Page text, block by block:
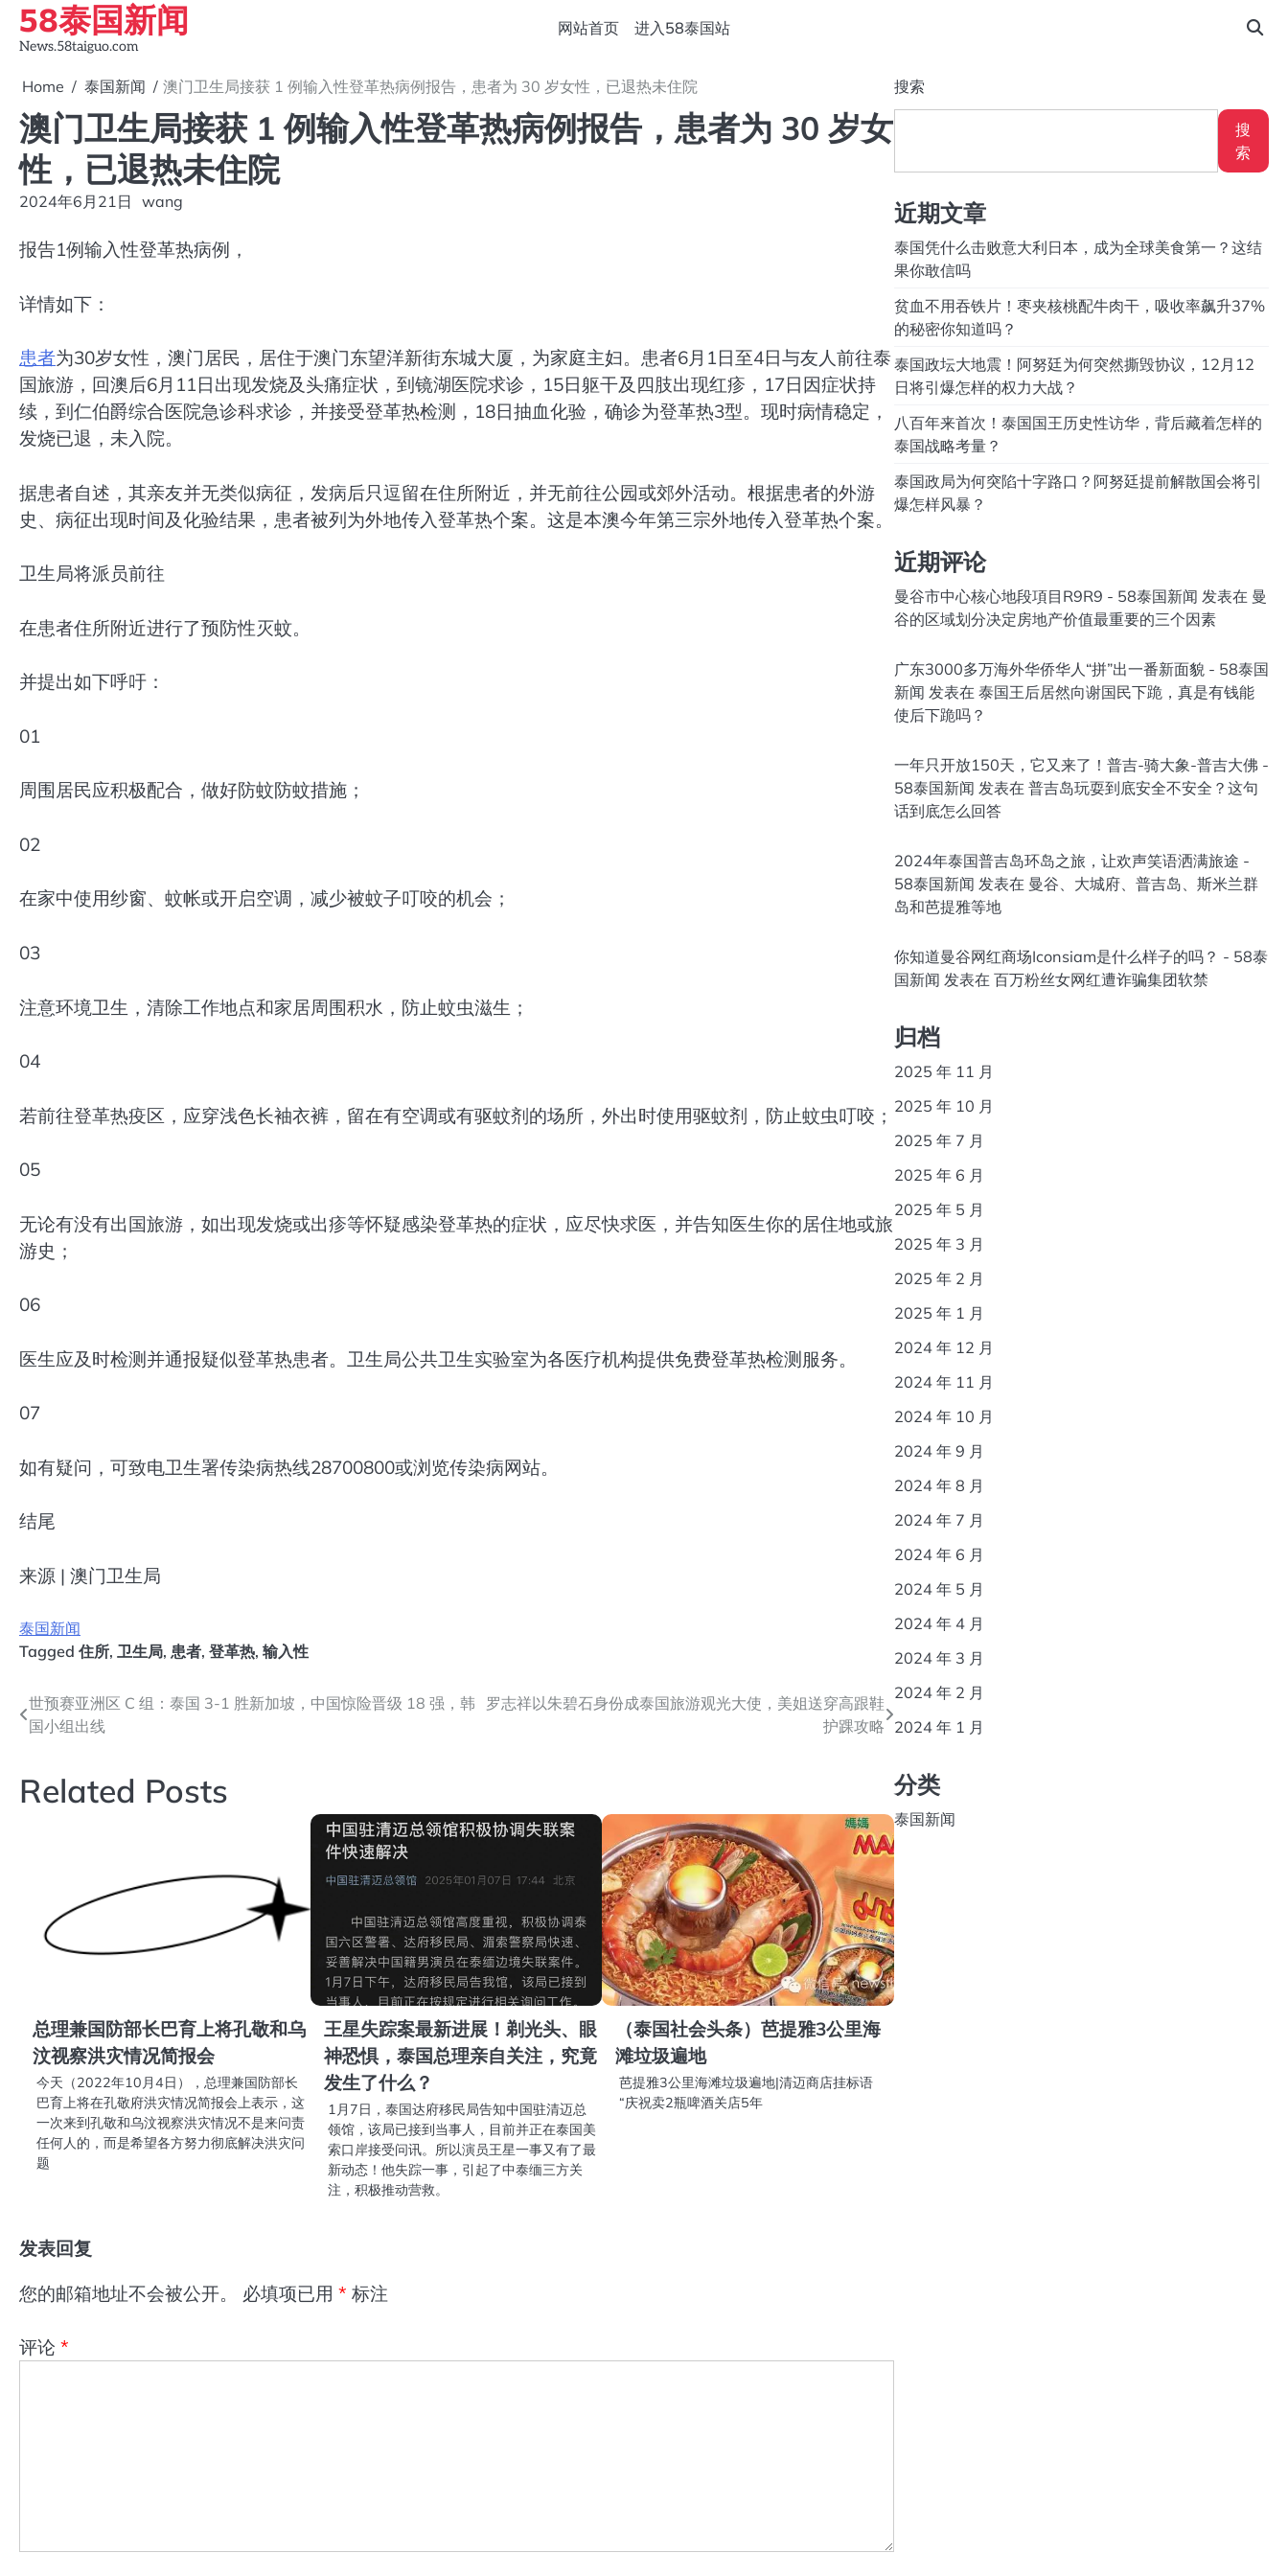
Skip
content
58泰国新闻
News.58taiguo.com
网站首页 进入58泰国站
Home 泰国新闻 澳门卫生局接获 1 例输入性登革热病例报告，患者为 30 岁女性，已退热未住院
澳门卫生局接获 1 例输入性登革热病例报告，患者为 30 岁女
性，已退热未住院
2024年6月21日 wang
报告1例输入性登革热病例，
详情如下：
患者为30岁女性，澳门居民，居住于澳门东望洋新街东城大厦，为家庭主妇。患者6月1日至4日与友人前往泰
国旅游，回澳后6月11日出现发烧及头痛症状，到镜湖医院求诊，15日躯干及四肢出现红疹，17日因症状持
续，到仁伯爵综合医院急诊科求诊，并接受登革热检测，18日抽血化验，确诊为登革热3型。现时病情稳定，
发烧已退，未入院。
据患者自述，其亲友并无类似病征，发病后只逗留在住所附近，并无前往公园或郊外活动。根据患者的外游
史、病征出现时间及化验结果，患者被列为外地传入登革热个案。这是本澳今年第三宗外地传入登革热个案。
卫生局将派员前往
在患者住所附近进行了预防性灭蚊。
并提出如下呼吁：
01
周围居民应积极配合，做好防蚊防蚊措施；
02
在家中使用纱窗、蚊帐或开启空调，减少被蚊子叮咬的机会；
03
注意环境卫生，清除工作地点和家居周围积水，防止蚊虫滋生；
04
若前往登革热疫区，应穿浅色长袖衣裤，留在有空调或有驱蚊剂的场所，外出时使用驱蚊剂，防止蚊虫叮咬；
05
无论有没有出国旅游，如出现发烧或出疹等怀疑感染登革热的症状，应尽快求医，并告知医生你的居住地或旅
游史；
06
医生应及时检测并通报疑似登革热患者。卫生局公共卫生实验室为各医疗机构提供免费登革热检测服务。
07
如有疑问，可致电卫生署传染病热线28700800或浏览传染病网站。
结尾
来源 | 澳门卫生局
泰国新闻
Tagged 住所, 卫生局, 患者, 登革热, 输入性
文
章
导
航
世预赛亚洲区 C 组：泰国 3-1 胜新加坡，中国惊险晋级 18 强，韩
国小组出线
罗志祥以朱碧石身份成泰国旅游观光大使，美姐送穿高跟鞋
护踝攻略
Related Posts
总理兼国防部长巴育上将孔敬和乌
汶视察洪灾情况简报会
今天（2022年10月4日），总理兼国防部长
巴育上将在孔敬府洪灾情况简报会上表示，这
一次来到孔敬和乌汶视察洪灾情况不是来问责
任何人的，而是希望各方努力彻底解决洪灾问
题
王星失踪案最新进展！剃光头、眼
神恐惧，泰国总理亲自关注，究竟
发生了什么？
1月7日，泰国达府移民局告知中国驻清迈总
领馆，该局已接到当事人，目前并正在泰国美
索口岸接受问讯。所以演员王星一事又有了最
新动态！他失踪一事，引起了中泰缅三方关
注，积极推动营救。
（泰国社会头条）芭提雅3公里海
滩垃圾遍地
芭提雅3公里海滩垃圾遍地|清迈商店挂标语
“庆祝卖2瓶啤酒关店5年
发表回复
您的邮箱地址不会被公开。
必填项已用 * 标注
评论 *
搜索
搜
索
近期文章
泰国凭什么击败意大利日本，成为全球美食第一？这结
果你敢信吗
贫血不用吞铁片！枣夹核桃配牛肉干，吸收率飙升37%
的秘密你知道吗？
泰国政坛大地震！阿努廷为何突然撕毁协议，12月12
日将引爆怎样的权力大战？
八百年来首次！泰国国王历史性访华，背后藏着怎样的
泰国战略考量？
泰国政局为何突陷十字路口？阿努廷提前解散国会将引
爆怎样风暴？
近期评论
曼谷市中心核心地段項目R9R9 - 58泰国新闻 发表在 曼
谷的区域划分决定房地产价值最重要的三个因素
广东3000多万海外华侨华人“拼”出一番新面貌 - 58泰国
新闻 发表在 泰国王后居然向谢国民下跪，真是有钱能
使后下跪吗？
一年只开放150天，它又来了！普吉-骑大象-普吉大佛 -
58泰国新闻 发表在 普吉岛玩耍到底安全不安全？这句
话到底怎么回答
2024年泰国普吉岛环岛之旅，让欢声笑语洒满旅途 -
58泰国新闻 发表在 曼谷、大城府、普吉岛、斯米兰群
岛和芭提雅等地
你知道曼谷网红商场Iconsiam是什么样子的吗？ - 58泰
国新闻 发表在 百万粉丝女网红遭诈骗集团软禁
归档
2025 年 11 月
2025 年 10 月
2025 年 7 月
2025 年 6 月
2025 年 5 月
2025 年 3 月
2025 年 2 月
2025 年 1 月
2024 年 12 月
2024 年 11 月
2024 年 10 月
2024 年 9 月
2024 年 8 月
2024 年 7 月
2024 年 6 月
2024 年 5 月
2024 年 4 月
2024 年 3 月
2024 年 2 月
2024 年 1 月
分类
泰国新闻